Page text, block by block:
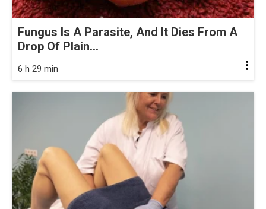
Fungus Is A Parasite, And It Dies From A
Drop Of Plain...
6 h 29 min